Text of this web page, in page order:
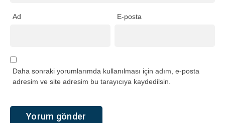
Ad E-posta
Daha sonraki yorumlarımda kullanılması için adım, e-posta
adresim ve site adresim bu tarayıcıya kaydedilsin.